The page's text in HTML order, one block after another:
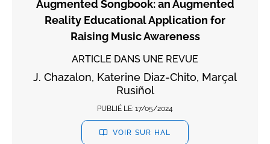
Augmented Songbook: an Augmented
Reality Educational Application for
Raising Music Awareness
ARTICLE DANS UNE REVUE
J. Chazalon, Katerine Diaz-Chito, Marçal
Rusiñol
PUBLIÉ LE: 17/05/2024
VOIR SUR HAL